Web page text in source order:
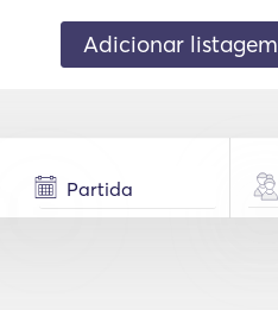
Adicionar listagem